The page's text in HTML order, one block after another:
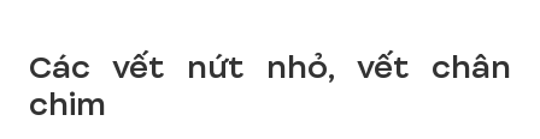
Các vết nứt nhỏ, vết chân
chim